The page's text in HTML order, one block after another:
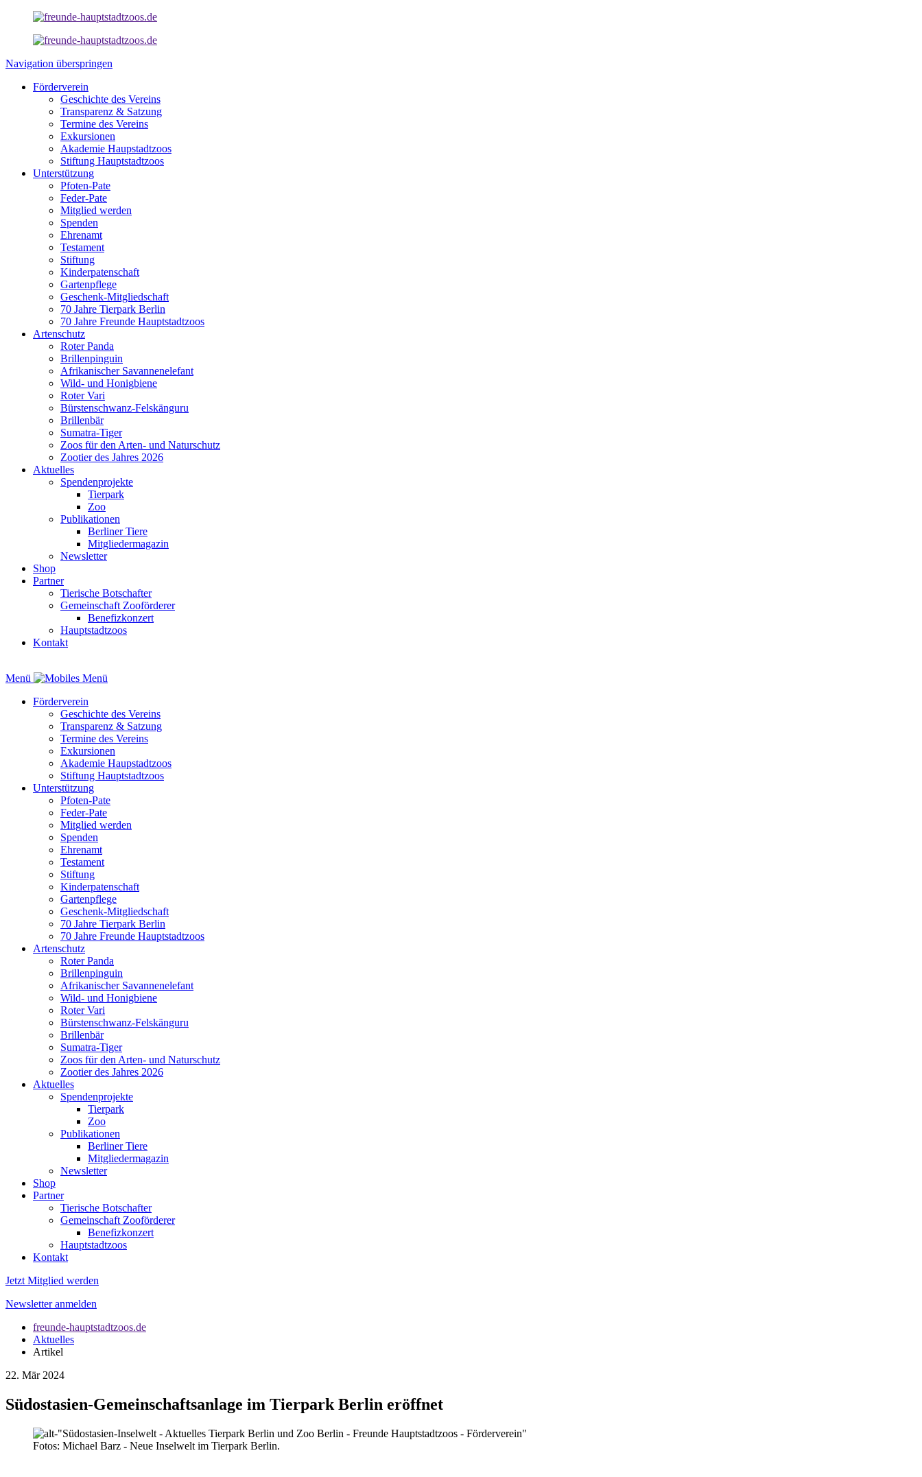
Navigation überspringen
Förderverein
Geschichte des Vereins
Transparenz & Satzung
Termine des Vereins
Exkursionen
Akademie Haupstadtzoos
Stiftung Hauptstadtzoos
Unterstützung
Pfoten-Pate
Feder-Pate
Mitglied werden
Spenden
Ehrenamt
Testament
Stiftung
Kinderpatenschaft
Gartenpflege
Geschenk-Mitgliedschaft
70 Jahre Tierpark Berlin
70 Jahre Freunde Hauptstadtzoos
Artenschutz
Roter Panda
Brillenpinguin
Afrikanischer Savannenelefant
Wild- und Honigbiene
Roter Vari
Bürstenschwanz-Felskänguru
Brillenbär
Sumatra-Tiger
Zoos für den Arten- und Naturschutz
Zootier des Jahres 2026
Aktuelles
Spendenprojekte
Tierpark
Zoo
Publikationen
Berliner Tiere
Mitgliedermagazin
Newsletter
Shop
Partner
Tierische Botschafter
Gemeinschaft Zooförderer
Benefizkonzert
Hauptstadtzoos
Kontakt
Menü
Förderverein
Geschichte des Vereins
Transparenz & Satzung
Termine des Vereins
Exkursionen
Akademie Haupstadtzoos
Stiftung Hauptstadtzoos
Unterstützung
Pfoten-Pate
Feder-Pate
Mitglied werden
Spenden
Ehrenamt
Testament
Stiftung
Kinderpatenschaft
Gartenpflege
Geschenk-Mitgliedschaft
70 Jahre Tierpark Berlin
70 Jahre Freunde Hauptstadtzoos
Artenschutz
Roter Panda
Brillenpinguin
Afrikanischer Savannenelefant
Wild- und Honigbiene
Roter Vari
Bürstenschwanz-Felskänguru
Brillenbär
Sumatra-Tiger
Zoos für den Arten- und Naturschutz
Zootier des Jahres 2026
Aktuelles
Spendenprojekte
Tierpark
Zoo
Publikationen
Berliner Tiere
Mitgliedermagazin
Newsletter
Shop
Partner
Tierische Botschafter
Gemeinschaft Zooförderer
Benefizkonzert
Hauptstadtzoos
Kontakt
Jetzt Mitglied werden
Newsletter anmelden
freunde-hauptstadtzoos.de
Aktuelles
Artikel
22. Mär 2024
Südostasien-Gemeinschaftsanlage im Tierpark Berlin eröffnet
Fotos: Michael Barz - Neue Inselwelt im Tierpark Berlin.